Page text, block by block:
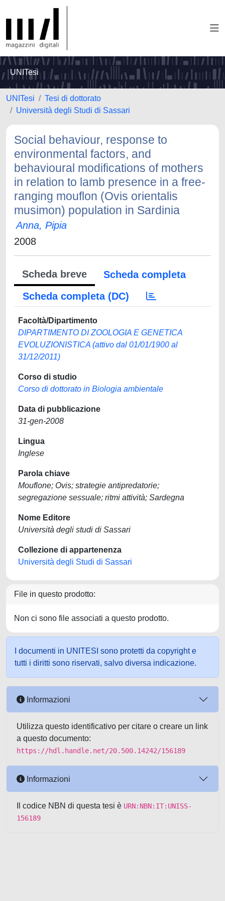
UNITesi
UNITesi
Tesi di dottorato
Università degli Studi di Sassari
Social behaviour, response to
environmental factors, and
behavioural modifications of mothers
in relation to lamb presence in a free-
ranging mouflon (Ovis orientalis
musimon) population in Sardinia
Anna, Pipia
2008
Scheda breve
Scheda completa
Scheda completa (DC)
Facoltà/Dipartimento
DIPARTIMENTO DI ZOOLOGIA E GENETICA
EVOLUZIONISTICA (attivo dal 01/01/1900 al
31/12/2011)
Corso di studio
Corso di dottorato in Biologia ambientale
Data di pubblicazione
31-gen-2008
Lingua
Inglese
Parola chiave
Mouflone; Ovis; strategie antipredatorie;
segregazione sessuale; ritmi attività; Sardegna
Nome Editore
Università degli studi di Sassari
Collezione di appartenenza
Università degli Studi di Sassari
File in questo prodotto:
Non ci sono file associati a questo prodotto.
I documenti in UNITESI sono protetti da copyright e
tutti i diritti sono riservati, salvo diversa indicazione.
Informazioni
Utilizza questo identificativo per citare o creare un link
a questo documento:
https://hdl.handle.net/20.500.14242/156189
Informazioni
Il codice NBN di questa tesi è URN:NBN:IT:UNISS-
156189